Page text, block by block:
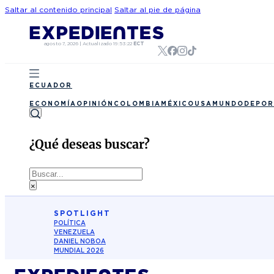
Saltar al contenido principal Saltar al pie de página
agosto 7, 2026 | Actualizado 19:53:22 ECT
ECUADOR
ECONOMÍA OPINIÓN COLOMBIA MÉXICO USA MUNDO
¿Qué deseas buscar?
Buscar
×
SPOTLIGHT
POLÍTICA
VENEZUELA
DANIEL NOBOA
MUNDIAL 2026